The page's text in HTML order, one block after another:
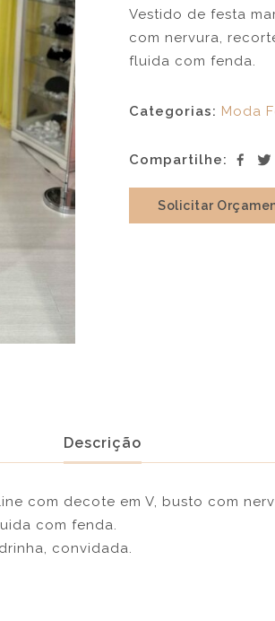
Vestido de festa
com nervura,
fluida com fenda.
Categorias: Moda
Compartilhe:
Solicitar
Descrição
com decote em V, busto com
com fenda.
convidada.